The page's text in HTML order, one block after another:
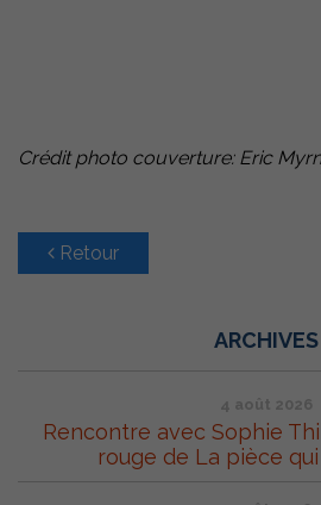
Crédit photo couverture: Eric
Retour
ARCHIVES
4 août 2026
Rencontre avec Sophie
rouge de La pièce